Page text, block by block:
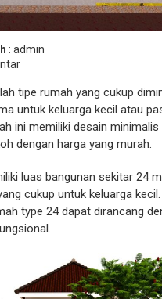
: admin
tipe rumah yang cukup
untuk keluarga kecil atau
ini memiliki desain
dengan harga yang murah.
luas bangunan sekitar 24
cukup untuk keluarga
type 24 dapat dirancang